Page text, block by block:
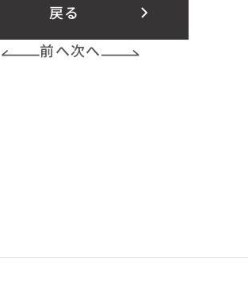
戻る
前へ次へ